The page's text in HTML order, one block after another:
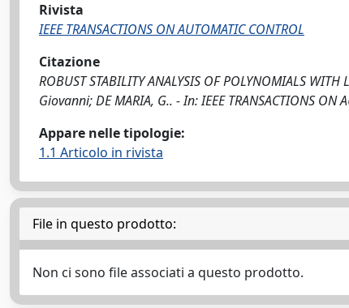
Rivista
IEEE TRANSACTIONS ON AUTOMATIC CONTROL
Citazione
ROBUST STABILITY ANALYSIS OF POLYNOMIALS
Giovanni; DE MARIA, G.. - In: IEEE TRANSACTIONS
Appare nelle tipologie:
1.1 Articolo in rivista
File in questo prodotto:
Non ci sono file associati a questo prodotto.